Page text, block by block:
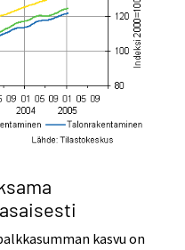
kasvu on